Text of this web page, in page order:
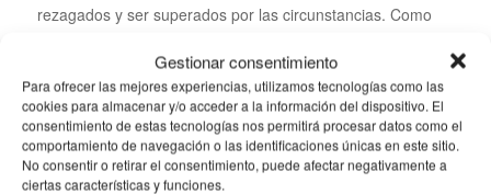
Gestionar consentimiento
Para ofrecer las mejores experiencias, utilizamos tecnologías como las
cookies para almacenar y/o acceder a la información del dispositivo. El
consentimiento de estas tecnologías nos permitirá procesar datos como el
comportamiento de navegación o las identificaciones únicas en este sitio.
No consentir o retirar el consentimiento, puede afectar negativamente a
ciertas características y funciones.
rezagados y ser superados por las circunstancias. Como
habilidad esencial para vivir a la altura de tus verdaderas
posibilidades.